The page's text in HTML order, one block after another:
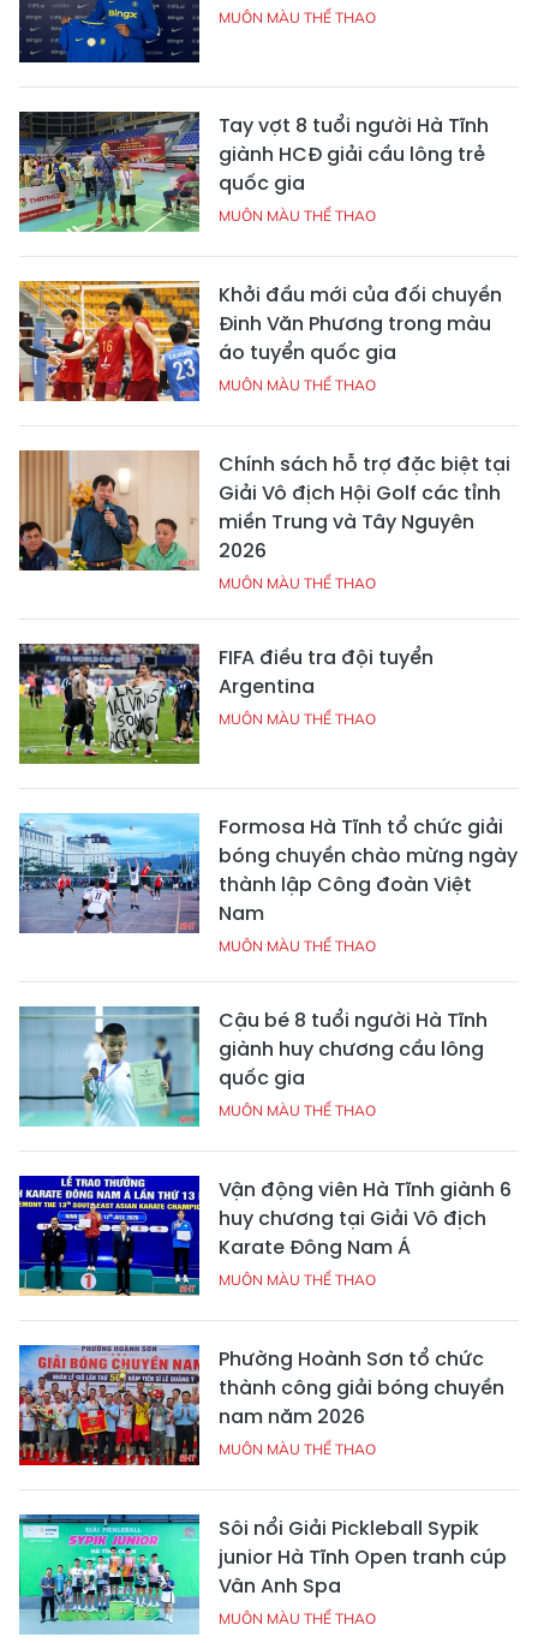
MUÔN MÀU THỂ THAO
Tay vợt 8 tuổi người Hà Tĩnh
giành HCĐ giải cầu lông trẻ
quốc gia
MUÔN MÀU THỂ THAO
Khởi đầu mới của đối chuyền
Đinh Văn Phương trong màu
áo tuyển quốc gia
MUÔN MÀU THỂ THAO
Chính sách hỗ trợ đặc biệt tại
Giải Vô địch Hội Golf các tỉnh
miền Trung và Tây Nguyên
2026
MUÔN MÀU THỂ THAO
FIFA điều tra đội tuyển
Argentina
MUÔN MÀU THỂ THAO
Formosa Hà Tĩnh tổ chức giải
bóng chuyền chào mừng ngày
thành lập Công đoàn Việt
Nam
MUÔN MÀU THỂ THAO
Cậu bé 8 tuổi người Hà Tĩnh
giành huy chương cầu lông
quốc gia
MUÔN MÀU THỂ THAO
Vận động viên Hà Tĩnh giành 6
huy chương tại Giải Vô địch
Karate Đông Nam Á
MUÔN MÀU THỂ THAO
Phường Hoành Sơn tổ chức
thành công giải bóng chuyền
nam năm 2026
MUÔN MÀU THỂ THAO
Sôi nổi Giải Pickleball Sypik
junior Hà Tĩnh Open tranh cúp
Vân Anh Spa
MUÔN MÀU THỂ THAO